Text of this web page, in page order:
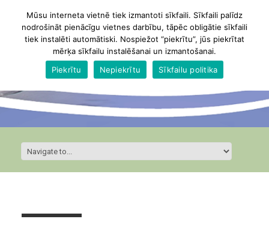
Mūsu interneta vietnē tiek izmantoti sīkfaili. Sīkfaili palīdz
nodrošināt pienācīgu vietnes darbību, tāpēc obligātie sīkfaili
tiek instalēti automātiski. Nospiežot “piekrītu”, jūs piekrītat
mērķa sīkfailu instalēšanai un izmantošanai.
Piekrītu
Nepiekrītu Sīkfailu politika